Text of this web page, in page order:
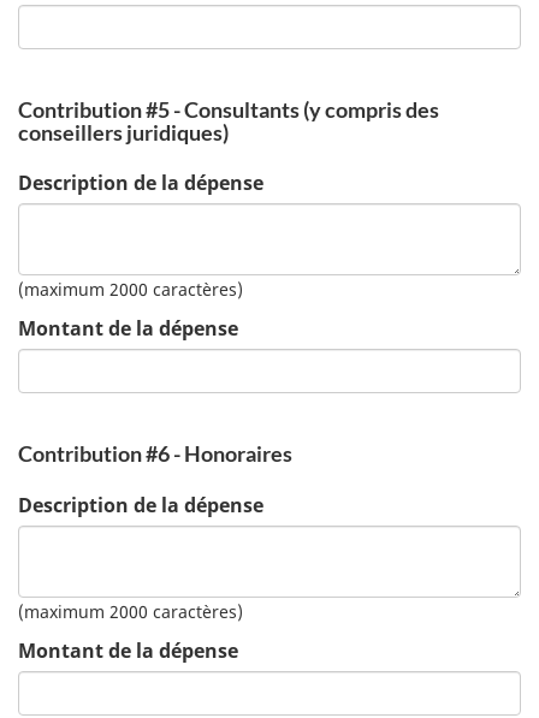
Contribution #5 - Consultants (y compris des
conseillers juridiques)
Description de la dépense
(maximum 2000 caractères)
Montant de la dépense
Contribution #6 - Honoraires
Description de la dépense
(maximum 2000 caractères)
Montant de la dépense